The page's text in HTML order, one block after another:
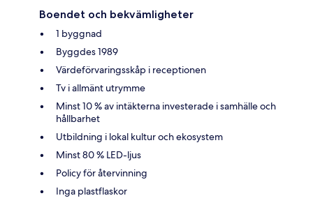
Boendet och bekvämligheter
1 byggnad
Byggdes 1989
Värdeförvaringsskåp i receptionen
Tv i allmänt utrymme
Minst 10 % av intäkterna investerade i samhälle och
hållbarhet
Utbildning i lokal kultur och ekosystem
Minst 80 % LED-ljus
Policy för återvinning
Inga plastflaskor